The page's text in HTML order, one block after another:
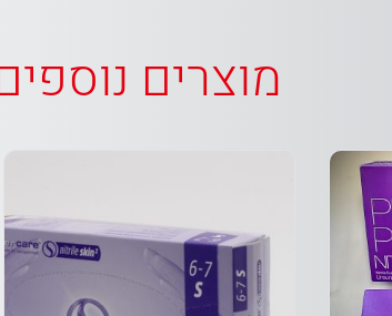
מוצרים